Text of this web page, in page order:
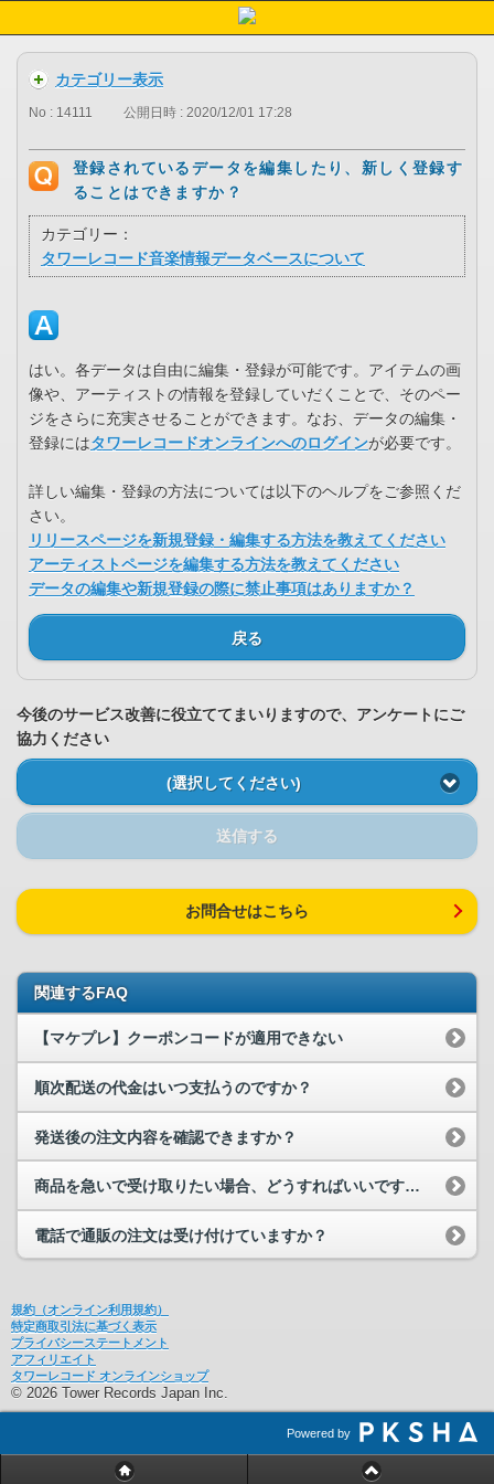
カテゴリー表示
No : 14111 公開日時 : 2020/12/01 17:28
登録されているデータを編集したり、新しく登録す
ることはできますか？
カテゴリー：
タワーレコード音楽情報データベースについて
はい。各データは自由に編集・登録が可能です。アイテムの画
像や、アーティストの情報を登録していだくことで、そのペー
ジをさらに充実させることができます。なお、データの編集・
登録にはタワーレコードオンラインへのログインが必要です。
詳しい編集・登録の方法については以下のヘルプをご参照くだ
さい。
リリースページを新規登録・編集する方法を教えてください
アーティストページを編集する方法を教えてください
データの編集や新規登録の際に禁止事項はありますか？
戻る
今後のサービス改善に役立ててまいりますので、アンケートにご
協力ください
(選択してください)
送信する
お問合せはこちら
関連するFAQ
【マケプレ】クーポンコードが適用できない
順次配送の代金はいつ支払うのですか？
発送後の注文内容を確認できますか？
商品を急いで受け取りたい場合、どうすればいいですか？
電話で通販の注文は受け付けていますか？
規約（オンライン利用規約）
特定商取引法に基づく表示
プライバシーステートメント
アフィリエイト
タワーレコード オンラインショップ
© 2026 Tower Records Japan Inc.
Powered by